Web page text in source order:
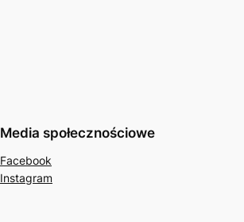
Media społecznościowe
Facebook
Instagram